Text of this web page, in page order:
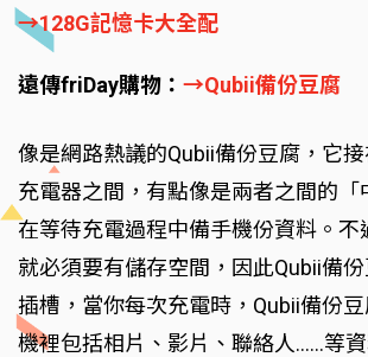
→128G記憶卡大全配
遠傳friDay購物： →Qubii備份豆腐
像是網路熱議的Qubii備份豆腐，它
充電器之間，有點像是兩者之間的「
在等待充電過程中備手機份資料。不
就必須要有儲存空間，因此Qubii備
插槽，當你每次充電時，Qubii備份
機裡包括相片、影片、聯絡人……等